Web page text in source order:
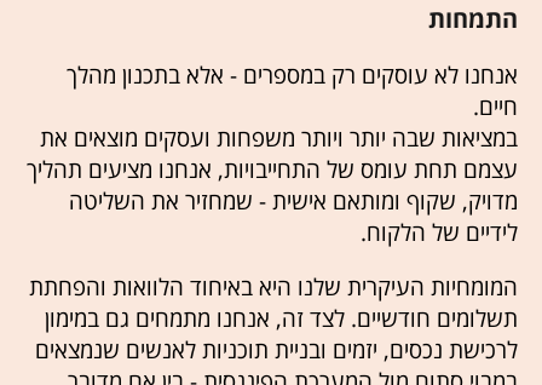
התמחות
אנחנו לא עוסקים רק במספרים - אלא בתכנון מהלך
חיים.
במציאות שבה יותר ויותר משפחות ועסקים מוצאים את
עצמם תחת עומס של התחייבויות, אנחנו מציעים תהליך
מדויק, שקוף ומותאם אישית - שמחזיר את השליטה
לידיים של הלקוח.
המומחיות העיקרית שלנו היא באיחוד הלוואות והפחתת
תשלומים חודשיים. לצד זה, אנחנו מתמחים גם במימון
לרכישת נכסים, יזמים ובניית תוכניות לאנשים שנמצאים